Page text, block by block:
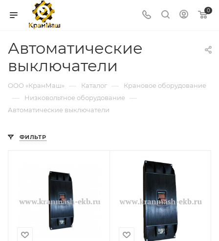
0
Автоматические
выключатели
ООО «КранМаш» — Каталог — Крановое оборудование
— Низковольтное оборудование —
Автоматические выключатели
ФИЛЬТР